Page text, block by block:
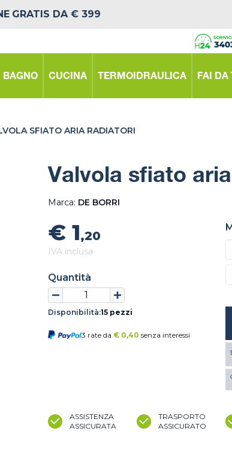
GRATIS DA € 399
BAGNO CUCINA TERMOIDRAULICA FAI DA
SFIATO ARIA RADIATORI
Valvola sfiato
Marca: DE BORRI
€ 1,20
IVA inclusa
Quantità
Disponibilità:15 pezzi
3 rate da € 0,40 senza interessi
ASSISTENZA
ASSICURATA
TRASPORTO
ASSICURATO